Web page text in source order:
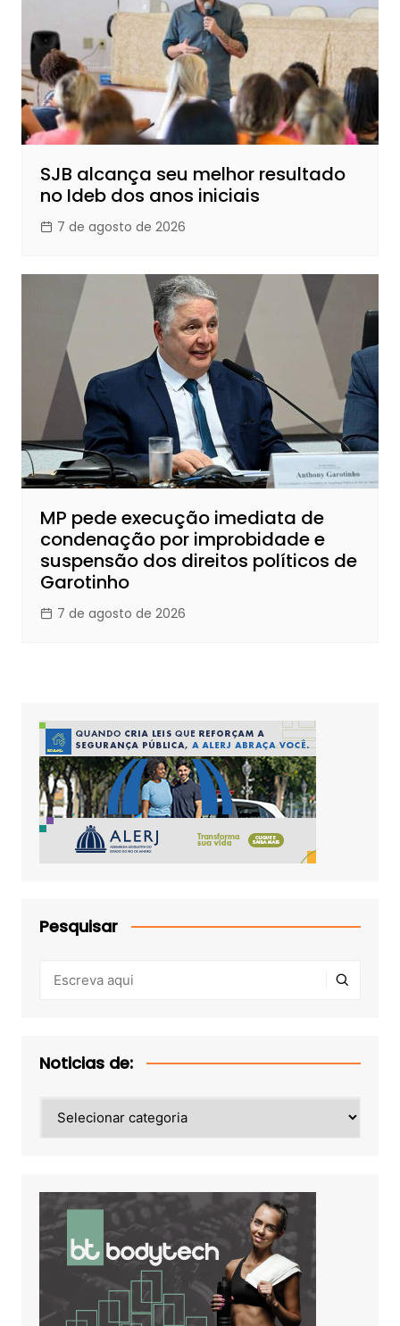
SJB alcança seu melhor resultado
no Ideb dos anos iniciais
7 de agosto de 2026
MP pede execução imediata de
condenação por improbidade e
suspensão dos direitos políticos de
Garotinho
7 de agosto de 2026
Pesquisar
Noticias de:
de: